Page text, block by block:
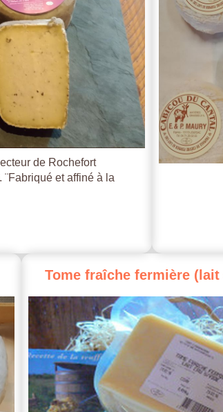
de Rochefort
¨Fabriqué et affiné à la
Tome fraîche fermière (lait